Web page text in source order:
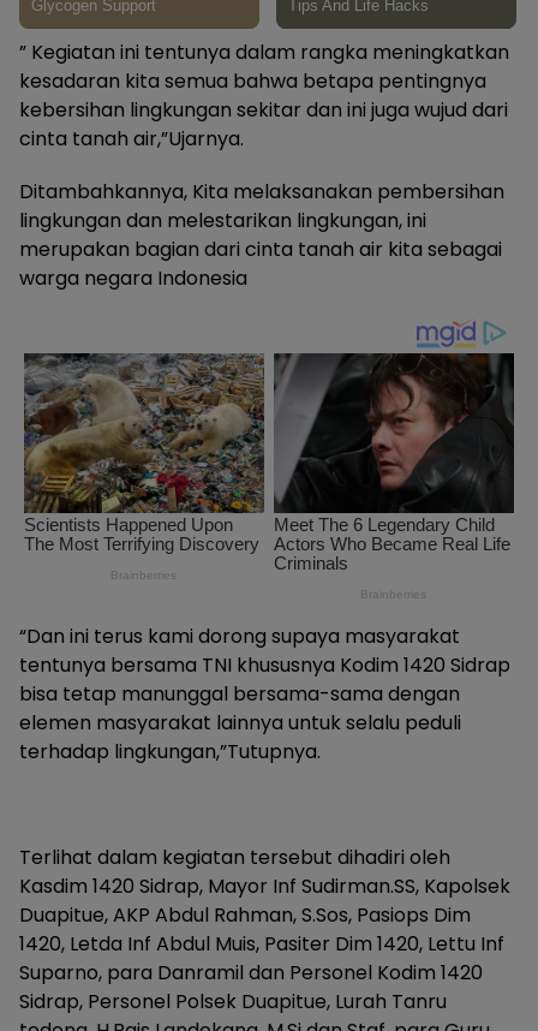
” Kegiatan ini tentunya dalam rangka meningkatkan
kesadaran kita semua bahwa betapa pentingnya
kebersihan lingkungan sekitar dan ini juga wujud dari
cinta tanah air,”Ujarnya.
Ditambahkannya, Kita melaksanakan pembersihan
lingkungan dan melestarikan lingkungan, ini
merupakan bagian dari cinta tanah air kita sebagai
warga negara Indonesia
“Dan ini terus kami dorong supaya masyarakat
tentunya bersama TNI khususnya Kodim 1420 Sidrap
bisa tetap manunggal bersama-sama dengan
elemen masyarakat lainnya untuk selalu peduli
terhadap lingkungan,”Tutupnya.
Terlihat dalam kegiatan tersebut dihadiri oleh
Kasdim 1420 Sidrap, Mayor Inf Sudirman.SS, Kapolsek
Duapitue, AKP Abdul Rahman, S.Sos, Pasiops Dim
1420, Letda Inf Abdul Muis, Pasiter Dim 1420, Lettu Inf
Suparno, para Danramil dan Personel Kodim 1420
Sidrap, Personel Polsek Duapitue, Lurah Tanru